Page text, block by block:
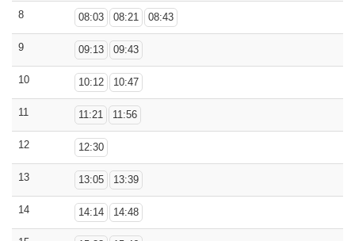
8 08:03 08:21 08:43
9 09:13 09:43
10 10:12 10:47
11 11:21 11:56
12 12:30
13 13:05 13:39
14 14:14 14:48